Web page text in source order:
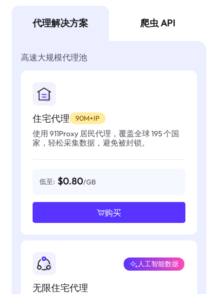
代理解决方案 爬虫 API
高速大规模代理池
住宅代理 90M+IP
使用 911Proxy 居民代理，覆盖全球 195 个国
家，轻松采集数据，避免被封锁。
低至: $0.80/GB
购买
无限住宅代理
人工智能数据